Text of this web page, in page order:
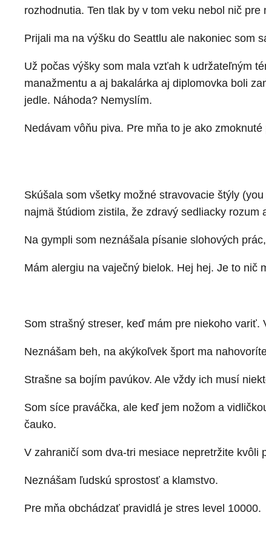
rozhodnutia. Ten tlak by v tom veku nebol nič pre
Prijali ma na výšku do Seattlu ale nakoniec som
Už počas výšky som mala vzťah k udržateľným
manažmentu a aj bakalárka aj diplomovka boli
jedle. Náhoda? Nemyslím.
Nedávam vôňu piva. Pre mňa to je ako
Skúšala som všetky možné stravovacie štýly
najmä štúdiom zistila, že zdravý sedliacky
Na gympli som neznášala písanie slohových
Mám alergiu na vaječný bielok. Hej hej. Je to nič
Som strašný streser, keď mám pre niekoho
Neznášam beh, na akýkoľvek šport ma
Strašne sa bojím pavúkov. Ale vždy ich musí
Som síce praváčka, ale keď jem nožom a
čauko.
V zahraničí som dva-tri mesiace nepretržite kvôli
Neznášam ľudskú sprostosť a klamstvo.
Pre mňa obchádzať pravidlá je stres level 10000.